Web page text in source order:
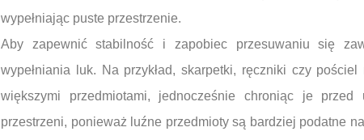
wypełniając puste przestrzenie.
Aby zapewnić stabilność i zapobiec przesuwaniu się
wypełniania luk. Na przykład, skarpetki, ręczniki czy
większymi przedmiotami, jednocześnie chroniąc je przed
przestrzeni, ponieważ luźne przedmioty są bardziej podatne